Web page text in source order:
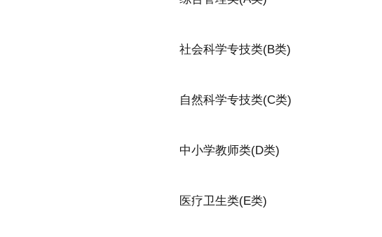
社会科学专技类(B类)
自然科学专技类(C类)
中小学教师类(D类)
医疗卫生类(E类)